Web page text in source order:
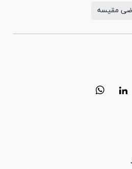
مقیسه